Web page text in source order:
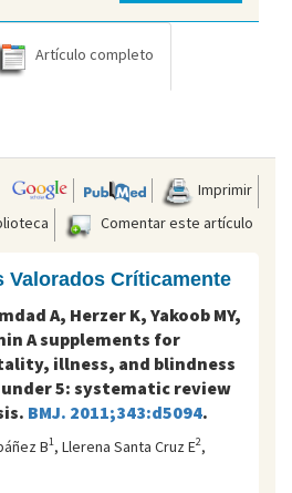
Artículo completo
Imprimir
Comentar este artículo
Valorados Críticamente
A, Herzer K, Yakoob MY,
A supplements for
illness, and blindness
5: systematic review
BMJ. 2011;343:d5094.
B1, Llerena Santa Cruz E2,